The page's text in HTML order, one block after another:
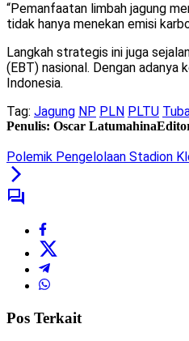
“Pemanfaatan limbah jagung
tidak hanya menekan emisi
Langkah strategis ini juga
(EBT) nasional. Dengan
Indonesia.
Tag: Jagung NP PLN PLTU
Penulis: Oscar Latumahina
Polemik Pengelolaan Stadion
Pos Terkait